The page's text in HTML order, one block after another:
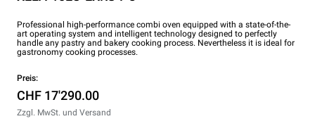
Professional high-performance combi oven equipped with a state-of-the-
art operating system and intelligent technology designed to perfectly
handle any pastry and bakery cooking process. Nevertheless it is ideal for
gastronomy cooking processes.
Preis:
CHF 17'290.00
Zzgl. MwSt. und Versand